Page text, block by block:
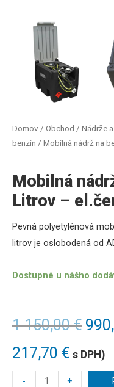
Domov / Obchod / Nádrže
benzín / Mobilná nádrž na
Mobilná
Litrov –
1 150,00€
217,70 € s DPH)
Pevná polyetylénová
litrov je oslobodená od
Dostupné u nášho
- +